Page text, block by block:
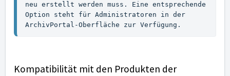
neu erstellt werden muss. Eine entsprechende
Option steht für Administratoren in der
ArchivPortal-Oberfläche zur Verfügung.
Kompatibilität mit den Produkten der